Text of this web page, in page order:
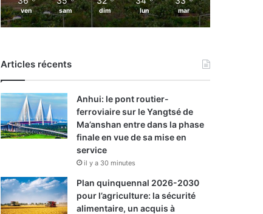
ven sam dim lun mar
Articles récents
Anhui: le pont routier-
ferroviaire sur le Yangtsé de
Ma’anshan entre dans la phase
finale en vue de sa mise en
service
il y a 30 minutes
Plan quinquennal 2026-2030
pour l’agriculture: la sécurité
alimentaire, un acquis à